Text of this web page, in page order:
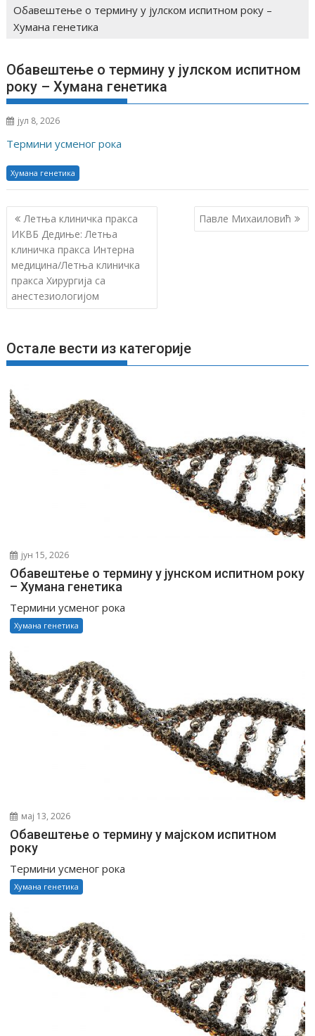
Обавештење о термину у јулском испитном року –
Хумана генетика
Обавештење о термину у јулском испитном
року – Хумана генетика
јул 8, 2026
Термини усменог рока
Хумана генетика
К
р
е
т
а
њ
ч
л
н
к
Летња клиничка пракса
ИКВБ Дедиње: Летња
клиничка пракса Интерна
медицина/Летња клиничка
пракса Хирургија са
анестезиологијом
Павле Михаиловић
Остале вести из категорије
јун 15, 2026
Обавештење о термину у јунском испитном року
– Хумана генетика
Термини усменог рока
Хумана генетика
мај 13, 2026
Обавештење о термину у мајском испитном
року
Термини усменог рока
Хумана генетика